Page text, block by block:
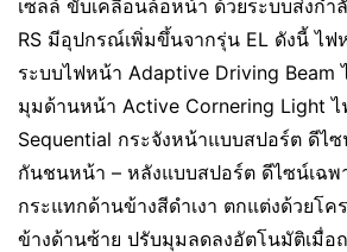
เซลล์ ขับเคลื่อนล้อหน้า ด้วยระบบส่งกำ
RS มีอุปกรณ์เพิ่มขึ้นจากรุ่น EL ดังนี้ ไฟ
ระบบไฟหน้า Adaptive Driving Beam
มุมด้านหน้า Active Cornering Light ไ
Sequential กระจังหน้าแบบสปอร์ต ดีไซ
กันชนหน้า – หลังแบบสปอร์ต ดีไซน์เฉพ
กระแทกด้านข้างสีดำเงา ตกแต่งด้วยโค
ข้างด้านซ้าย ปรับมุมลดลงอัตโนมัติเมื่อ